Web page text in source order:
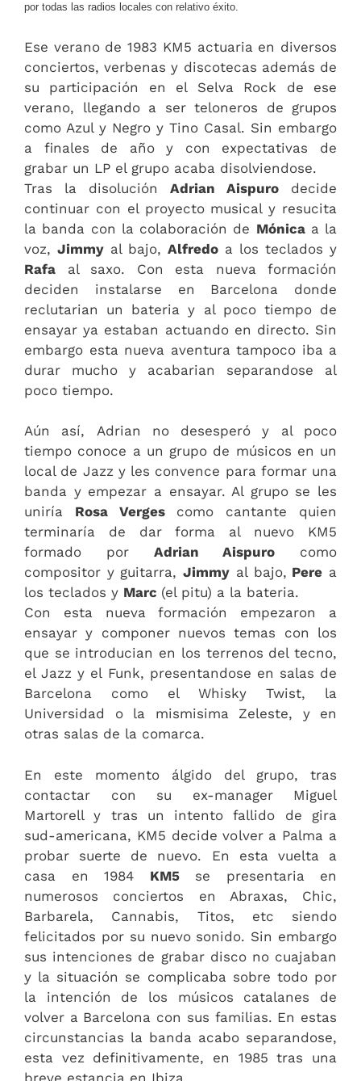
por todas las radios locales con relativo éxito.
Ese verano de 1983 KM5 actuaria en diversos
conciertos, verbenas y discotecas además de
su participación en el Selva Rock de ese
verano, llegando a ser teloneros de grupos
como Azul y Negro y Tino Casal. Sin embargo
a finales de año y con expectativas de
grabar un LP el grupo acaba disolviendose.
Tras la disolución Adrian Aispuro decide
continuar con el proyecto musical y resucita
la banda con la colaboración de Mónicaa la
voz,Jimmy al bajo, Alfredoa los teclados y
Rafa al saxo. Con esta nueva formación
deciden instalarse en Barcelona donde
reclutarian un bateria y al poco tiempo de
ensayar ya estaban actuando en directo. Sin
embargo esta nueva aventura tampoco iba a
durar mucho y acabarian separandose al
poco tiempo.
Aún así, Adrian no desesperó y al poco
tiempo conoce a un grupo de músicos en un
local de Jazz y les convence para formar una
banda y empezar a ensayar. Al grupo se les
uniría Rosa Vergescomo cantante quien
terminaría de dar forma al nuevo KM5
formado por Adrian Aispuro como
compositor y guitarra,Jimmy al bajo, Pere a
los teclados y Marc (el pitu) a la bateria.
Con esta nueva formación empezaron a
ensayar y componer nuevos temas con los
que se introducian en los terrenos del tecno,
el Jazz y el Funk, presentandose en salas de
Barcelona como el Whisky Twist, la
Universidad o la mismisima Zeleste, y en
otras salas de la comarca.
En este momento álgido del grupo, tras
contactar con su ex-manager Miguel
Martorell y tras un intento fallido de gira
sud-americana, KM5 decide volver a Palma a
probar suerte de nuevo. En esta vuelta a
casa en 1984 KM5se presentaria en
numerosos conciertos en Abraxas, Chic,
Barbarela, Cannabis, Titos, etc siendo
felicitados por su nuevo sonido. Sin embargo
sus intenciones de grabar disco no cuajaban
y la situación se complicaba sobre todo por
la intención de los músicos catalanes de
volver a Barcelona con sus familias. En estas
circunstancias la banda acabo separandose,
esta vez definitivamente, en 1985 tras una
breve estancia en Ibiza.